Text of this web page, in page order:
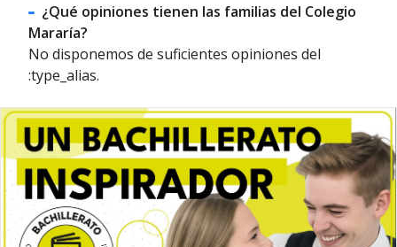
¿Qué opiniones tienen las familias del Colegio
Mararía?
No disponemos de suficientes opiniones del
:type_alias.